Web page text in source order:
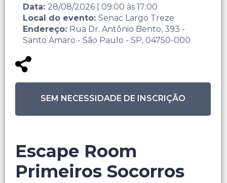
Data: 28/08/2026 09:00 às 17:00
Local do evento: Senac Largo Treze
Endereço: Rua Dr. Antônio Bento, 393 -
Santo Amaro - São Paulo - SP, 04750-000
SEM NECESSIDADE DE INSCRIÇÃO
Escape Room
Primeiros Socorros